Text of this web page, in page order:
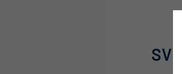
SV